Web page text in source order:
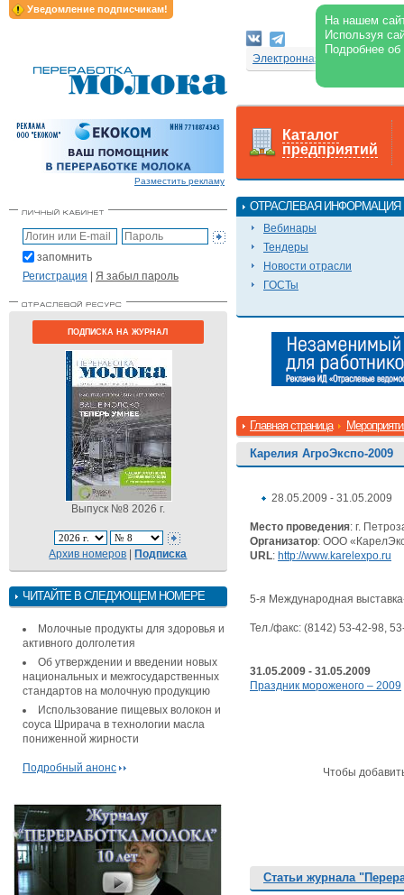
Уведомление подписчикам!
На нашем
Используя
Подробнее
Электронная версия
Разместить рекламу
запомнить
Регистрация | Я забыл пароль
ПОДПИСКА НА ЖУРНАЛ
Выпуск №8 2026 г.
Архив номеров |Подписка
ЧИТАЙТЕ В СЛЕДУЮЩЕМ НОМЕРЕ
Молочные продукты для здоровья и
активного долголетия
Об утверждении и введении новых
национальных и межгосударственных
стандартов на молочную продукцию
Использование пищевых волокон и
соуса Шрирача в технологии масла
пониженной жирности
Подробный анонс
Каталог
предприятий
ОТРАСЛЕВАЯ ИНФОРМАЦИЯ
Вебинары
Тендеры
Новости отрасли
ГОСТы
Главная страница
Карелия АгроЭкспо-2009
28.05.2009 - 31.05.2009
Место проведения: г.
Организатор: ООО
URL: http://www.karelexpo.ru
5-я Международная
Тел./факс: (8142) 53-42-98,
31.05.2009 - 31.05.2009
Праздник мороженого – 2009
Чтобы
Статьи журнала